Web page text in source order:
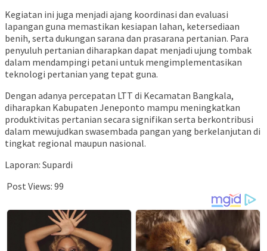
Kegiatan ini juga menjadi ajang koordinasi dan evaluasi
lapangan guna memastikan kesiapan lahan, ketersediaan
benih, serta dukungan sarana dan prasarana pertanian. Para
penyuluh pertanian diharapkan dapat menjadi ujung tombak
dalam mendampingi petani untuk mengimplementasikan
teknologi pertanian yang tepat guna.
Dengan adanya percepatan LTT di Kecamatan Bangkala,
diharapkan Kabupaten Jeneponto mampu meningkatkan
produktivitas pertanian secara signifikan serta berkontribusi
dalam mewujudkan swasembada pangan yang berkelanjutan di
tingkat regional maupun nasional.
Laporan: Supardi
Post Views: 99